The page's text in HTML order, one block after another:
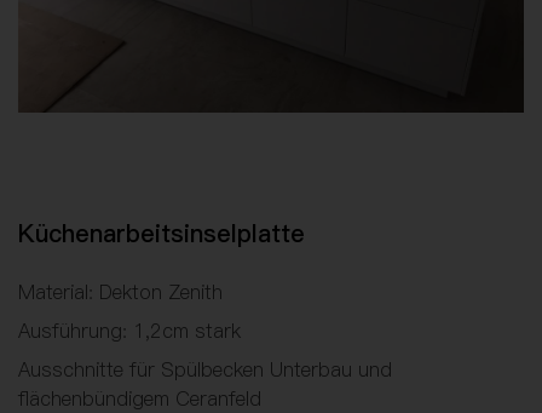
Küchenarbeitsinselplatte
Material: Dekton Zenith
Ausführung: 1,2cm stark
Ausschnitte für Spülbecken Unterbau und
flächenbündigem Ceranfeld